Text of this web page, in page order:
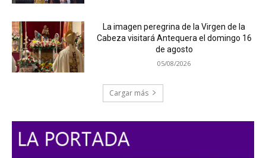
La imagen peregrina de la Virgen de la
Cabeza visitará Antequera el domingo 16
de agosto
05/08/2026
Cargar más